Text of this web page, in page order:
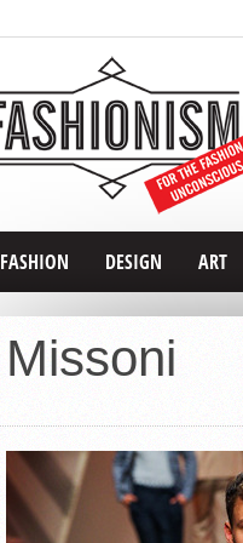
FASHION DESIGN ART
Missoni